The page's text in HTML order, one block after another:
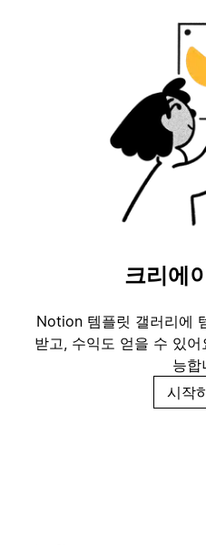
크리에
Notion 템플릿 갤러리에
받고, 수익도 얻을 수 있
능합
시작